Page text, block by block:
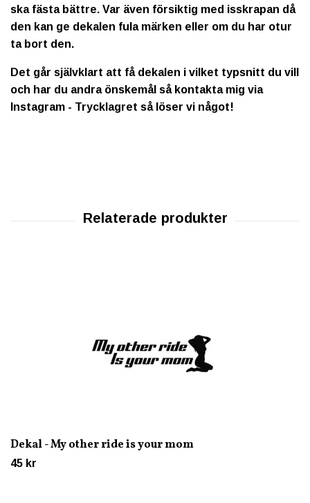
ska fästa bättre. Var även försiktig med isskrapan då
den kan ge dekalen fula märken eller om du har otur
ta bort den.
Det går självklart att få dekalen i vilket typsnitt du vill
och har du andra önskemål så kontakta mig via
Instagram - Trycklagret så löser vi något!
Dekal - My other ride is your mom
45 kr